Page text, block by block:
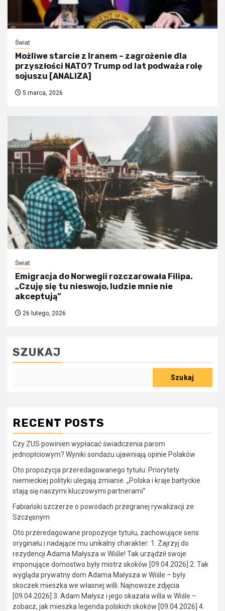
Świat
Możliwe starcie z Iranem – zagrożenie dla
przyszłości NATO? Trump od lat podważa rolę
sojuszu [ANALIZA]
5 marca, 2026
Świat
Emigracja do Norwegii rozczarowała Filipa.
„Czuję się tu nieswojo, ludzie mnie nie
akceptują”
26 lutego, 2026
SZUKAJ
Szukaj
RECENT POSTS
Czy ZUS powinien wypłacać świadczenia parom
jednopłciowym? Wyniki sondażu ujawniają opinie Polaków
Oto propozycja przeredagowanego tytułu: Priorytety
niemieckiej polityki ulegają zmianie. „Polska i kraje bałtyckie
stają się naszymi kluczowymi partnerami”
Fabiański szczerze o powodach przegranej rywalizacji ze
Szczęsnym
Oto przeredagowane propozycje tytułu, zachowujące sens
oryginału i nadające mu unikalny charakter: 1. Zajrzyj do
rezydencji Adama Małysza w Wiśle! Tak urządził swoje
imponujące domostwo były mistrz skoków [09.04.2026] 2. Tak
wygląda prywatny dom Adama Małysza w Wiśle – były
skoczek mieszka we własnej willi. Najnowsze zdjęcia
[09.04.2026] 3. Adam Małysz i jego okazała willa w Wiśle –
zobacz, jak mieszka legenda polskich skoków [09.04.2026] 4.